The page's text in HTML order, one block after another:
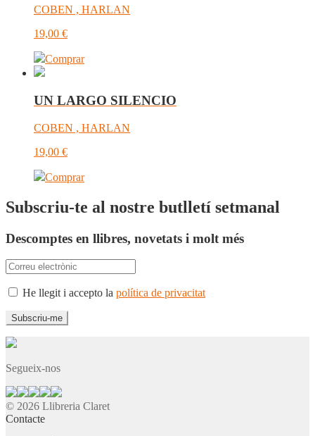
COBEN , HARLAN
19,00 €
Comprar
UN LARGO SILENCIO
COBEN , HARLAN
19,00 €
Comprar
Subscriu-te al nostre butlletí setmanal
Descomptes en llibres, novetats i molt més
He llegit i accepto la política de privacitat
Segueix-nos
© 2026 Llibreria Claret
Contacte